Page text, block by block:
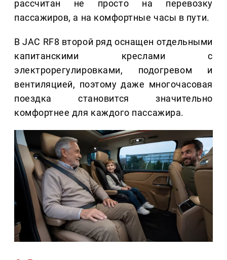
рассчитан не просто на перевозку
пассажиров, а на комфортные часы в пути.
В JAC RF8 второй ряд оснащен отдельными
капитанскими креслами с
электрорегулировками, подогревом и
вентиляцией, поэтому даже многочасовая
поездка становится значительно
комфортнее для каждого пассажира.